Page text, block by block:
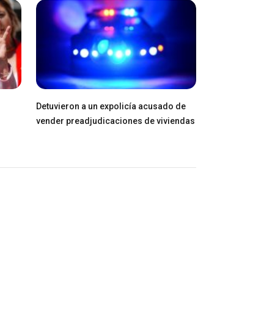
Detuvieron a un expolicía acusado de
vender preadjudicaciones de viviendas